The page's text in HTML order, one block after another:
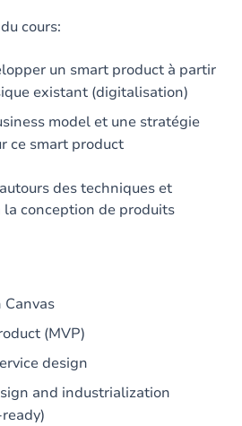
cours:
un smart product à partir
existant (digitalisation)
model et une stratégie
ce smart product
des techniques et
la conception de produits
(MVP)
design
and industrialization